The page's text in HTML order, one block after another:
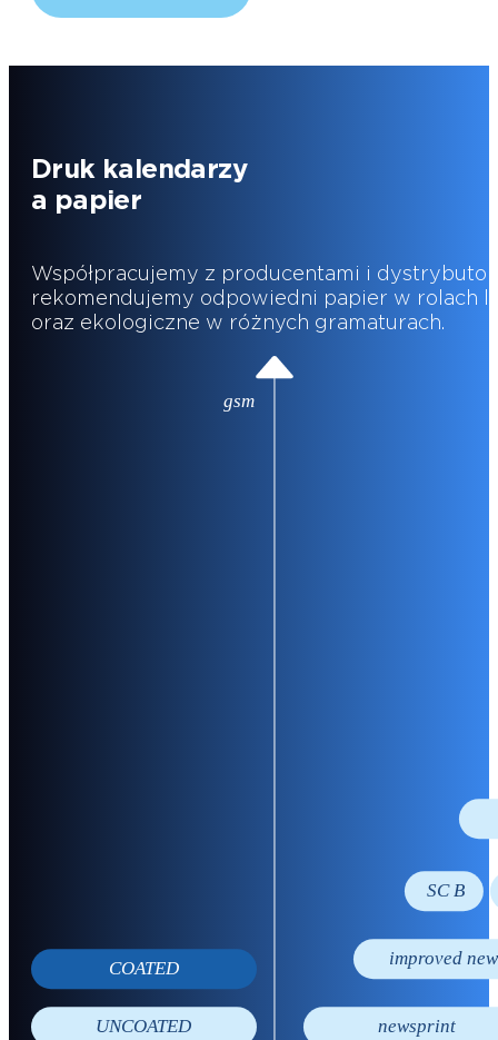
Druk kalendarzy
a papier
Współpracujemy z producentami i
rekomendujemy odpowiedni papier w rolach
oraz ekologiczne w różnych gramaturach.